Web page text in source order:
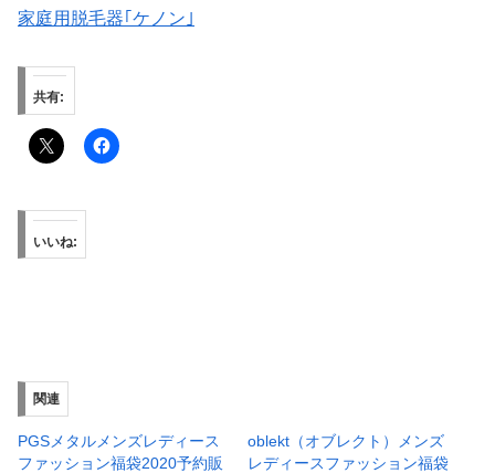
家庭用脱毛器｢ケノン｣
共有:
いいね:
関連
PGSメタルメンズレディース
ファッション福袋2020予約販
oblekt（オブレクト）メンズ
レディースファッション福袋